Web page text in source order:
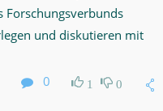
Forschungsverbunds
und diskutieren mit
0
1 0